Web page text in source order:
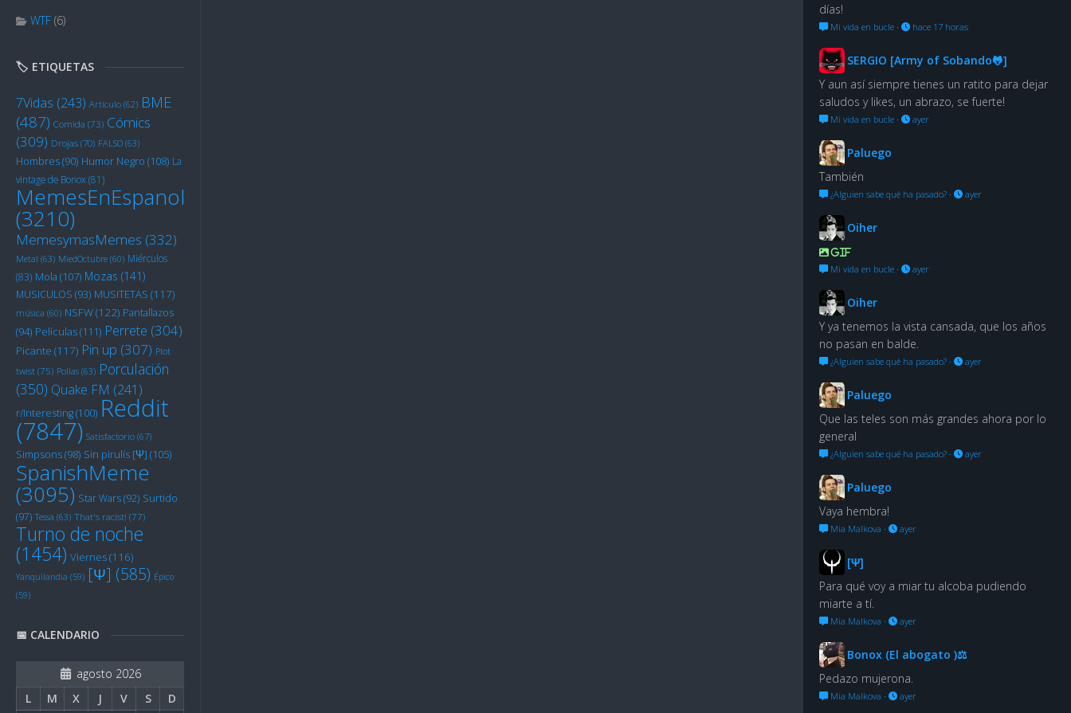
WTF (6)
🏷️ ETIQUETAS
7Vidas (243) Artículo (62) BME
(487) Comida (73) Cómics
(309) Drojas (70) FALSO (63)
Hombres(90) Humor Negro (108) La
vintage de Bonox(81)
MemesEnEspanol
(3210)
MemesymasMemes (332)
Metal (63) MiedOctubre (60) Miérculos
(83) Mola (107) Mozas (141)
MUSICULOS (93) MUSITETAS (117)
música (60) NSFW(122) Pantallazos
(94) Películas(111) Perrete (304)
Picante (117) Pin up (307) Plot
twist (75) Pollas (63) Porculación
(350) Quake FM (241)
r/Interesting(100) Reddit
(7847) Satisfactorio (67)
Simpsons(98) Sin pirulís [Ψ] (105)
SpanishMeme
(3095) Star Wars(92) Surtido
(97) Tessa (63) That's racist! (77)
Turno de noche
(1454) Viernes(116)
Yanquilandia (59) [Ψ] (585) Épico
(59)
📅 CALENDARIO
agosto 2026
L
M X J V S
D
días!
Mi vida en bucle · hace 17 horas
SERGIO [Army of Sobando🐸]
Y aun así siempre tienes un ratito para dejar
saludos y likes, un abrazo, se fuerte!
Mi vida en bucle · ayer
Paluego
También
¿Alguien sabe qué ha pasado? · ayer
Oiher
GIF
Mi vida en bucle · ayer
Oiher
Y ya tenemos la vista cansada, que los años
no pasan en balde.
¿Alguien sabe qué ha pasado? · ayer
Paluego
Que las teles son más grandes ahora por lo
general
¿Alguien sabe qué ha pasado? · ayer
Paluego
Vaya hembra!
Mia Malkova · ayer
[Ψ]
Para qué voy a miar tu alcoba pudiendo
miarte a tí.
Mia Malkova · ayer
Bonox (El abogato )⚖
Pedazo mujerona.
Mia Malkova · ayer